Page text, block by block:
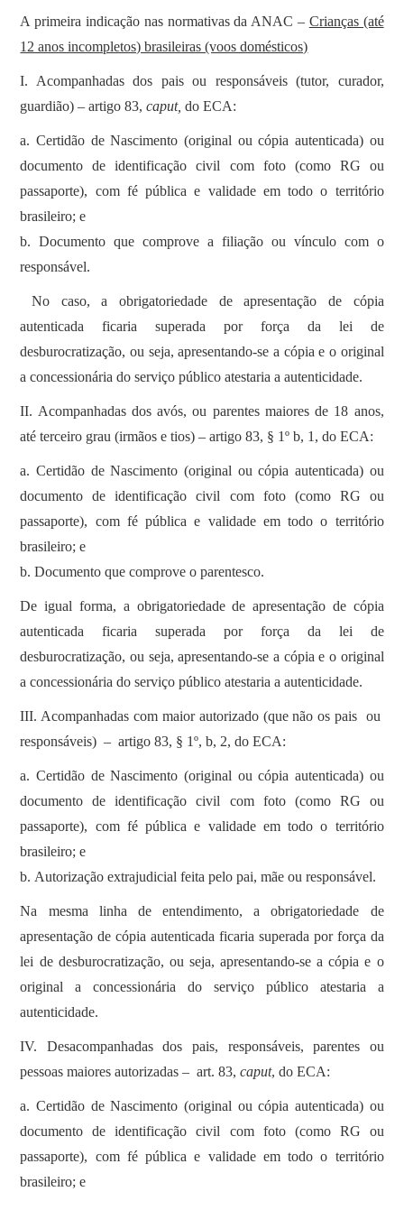
A primeira indicação nas normativas da ANAC – Crianças (até
12 anos incompletos) brasileiras (voos domésticos)
I. Acompanhadas dos pais ou responsáveis (tutor, curador,
guardião) – artigo 83,caput,do ECA:
a. Certidão de Nascimento (original ou cópia autenticada) ou
documento de identificação civil com foto (como RG ou
passaporte), com fé pública e validade em todo o território
brasileiro; e
b. Documento que comprove a filiação ou vínculo com o
responsável.
No caso, a obrigatoriedade de apresentação de cópia
autenticada ficaria superada por força da lei de
desburocratização, ou seja, apresentando-se a cópia e o original
a concessionária do serviço público atestaria a autenticidade.
II. Acompanhadas dos avós, ou parentes maiores de 18 anos,
até terceiro grau (irmãos e tios) – artigo 83, § 1º b, 1, do ECA:
a. Certidão de Nascimento (original ou cópia autenticada) ou
documento de identificação civil com foto (como RG ou
passaporte), com fé pública e validade em todo o território
brasileiro; e
b. Documento que comprove o parentesco.
De igual forma, a obrigatoriedade de apresentação de cópia
autenticada ficaria superada por força da lei de
desburocratização, ou seja, apresentando-se a cópia e o original
a concessionária do serviço público atestaria a autenticidade.
III. Acompanhadas com maior autorizado (que não os pais ou
responsáveis) – artigo 83, § 1º, b, 2, do ECA:
a. Certidão de Nascimento (original ou cópia autenticada) ou
documento de identificação civil com foto (como RG ou
passaporte), com fé pública e validade em todo o território
brasileiro; e
b. Autorização extrajudicial feita pelo pai, mãe ou responsável.
Na mesma linha de entendimento, a obrigatoriedade de
apresentação de cópia autenticada ficaria superada por força da
lei de desburocratização, ou seja, apresentando-se a cópia e o
original a concessionária do serviço público atestaria a
autenticidade.
IV. Desacompanhadas dos pais, responsáveis, parentes ou
pessoas maiores autorizadas – art. 83,caput, do ECA:
a. Certidão de Nascimento (original ou cópia autenticada) ou
documento de identificação civil com foto (como RG ou
passaporte), com fé pública e validade em todo o território
brasileiro; e